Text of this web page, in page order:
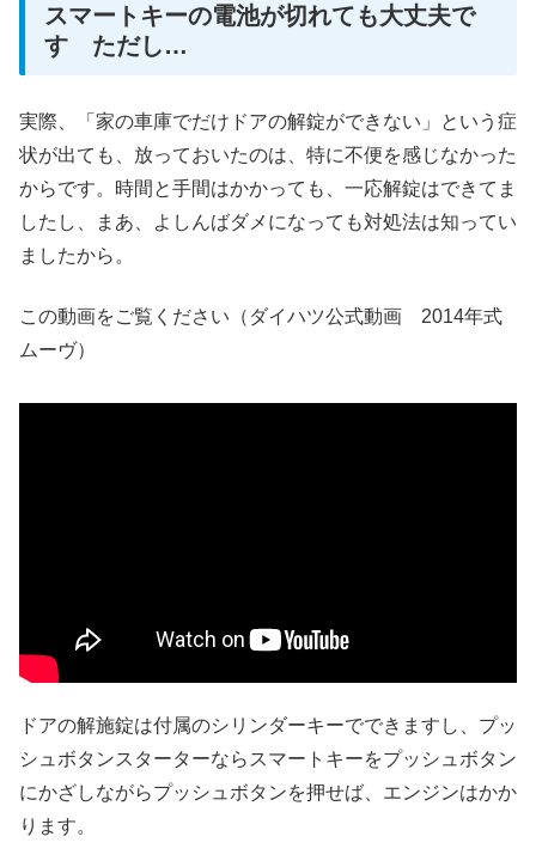
スマートキーの電池が切れても大丈夫で
す ただし…
実際、「家の車庫でだけドアの解錠ができない」という症
状が出ても、放っておいたのは、特に不便を感じなかった
からです。時間と手間はかかっても、一応解錠はできてま
したし、まあ、よしんばダメになっても対処法は知ってい
ましたから。
この動画をご覧ください（ダイハツ公式動画 2014年式
ムーヴ）
ドアの解施錠は付属のシリンダーキーでできますし、プッ
シュボタンスターターならスマートキーをプッシュボタン
にかざしながらプッシュボタンを押せば、エンジンはかか
ります。